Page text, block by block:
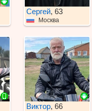
Сергей, 63
Москва
Виктор, 66